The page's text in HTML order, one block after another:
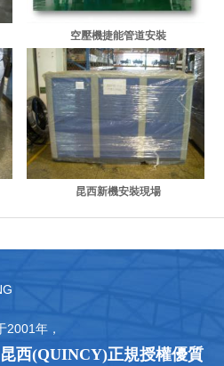
空壓機捷能管道安裝
昆西新機安裝現場
2001年，
西(QUINCY)正規授權優質